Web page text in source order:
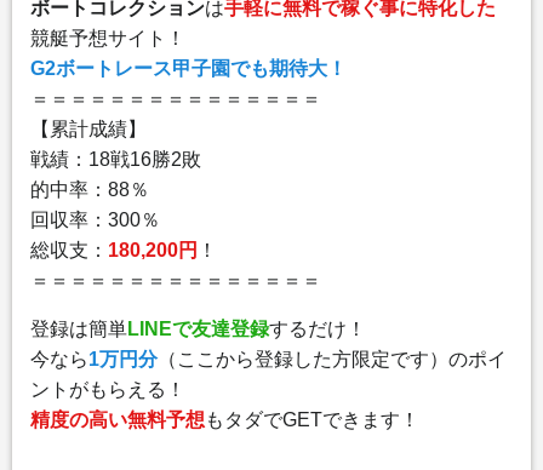
ボートコレクションは手軽に無料で稼ぐ事に特化した
競艇予想サイト！
G2ボートレース甲子園でも期待大！
＝＝＝＝＝＝＝＝＝＝＝＝＝＝＝
【累計成績】
戦績：18戦16勝2敗
的中率：88％
回収率：300％
総収支： 180,200円 ！
＝＝＝＝＝＝＝＝＝＝＝＝＝＝＝
登録は簡単LINEで友達登録するだけ！
今なら1万円分（ここから登録した方限定です）のポイ
ントがもらえる！
精度の高い無料予想 もタダでGETできます！